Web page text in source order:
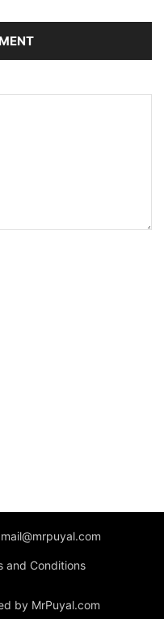
and Conditions
by MrPuyal.com